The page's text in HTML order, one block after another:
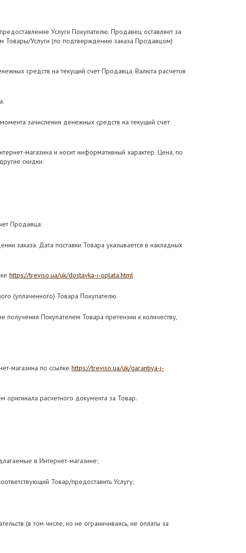
Услуги Покупателю. Продавец оставляет за
Товары/Услуги (по подтверждению заказа Продавцом)
средств на текущий счет Продавца. Валюта расчетов
зачисления денежных средств на текущий счет
магазина и носит информативный характер. Цена, по
скидки.
Продавца.
заказа. Дата поставки Товара указывается в накладных
https://treviso.ua/uk/dostavka-i-oplata.html
(уплаченного) Товара Покупателю.
Покупателем Товара претензии к количеству,
магазина по ссылке https://treviso.ua/uk/garantiya-i-
оригинала расчетного документа за Товар.
в Интернет-магазине;
Товар/предоставить Услугу;
(в том числе, но не ограничиваясь, не оплаты за